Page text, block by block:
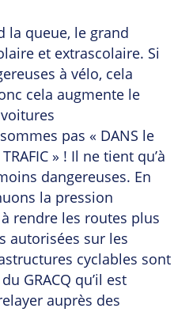
la queue, le grand
et extrascolaire. Si
à vélo, cela
cela augmente le
pas « DANS le
» ! Il ne tient qu’à
dangereuses. En
la pression
rendre les routes plus
autorisées sur les
cyclables sont
GRACQ qu’il est
auprès des